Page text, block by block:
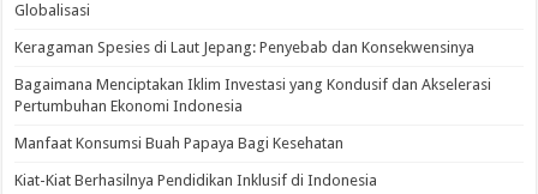
Globalisasi
Keragaman Spesies di Laut Jepang: Penyebab dan Konsekwensinya
Bagaimana Menciptakan Iklim Investasi yang Kondusif dan Akselerasi
Pertumbuhan Ekonomi Indonesia
Manfaat Konsumsi Buah Papaya Bagi Kesehatan
Kiat-Kiat Berhasilnya Pendidikan Inklusif di Indonesia